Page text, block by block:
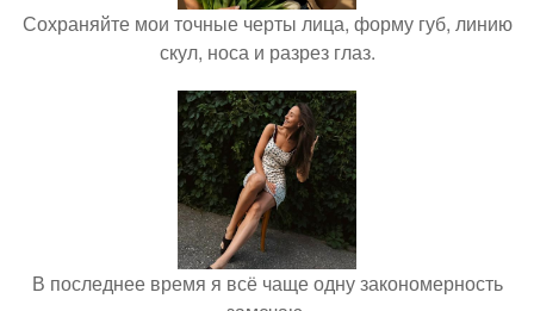
Сохраняйте мои точные черты лица, форму губ, линию
скул, носа и разрез глаз.
В последнее время я всё чаще одну закономерность